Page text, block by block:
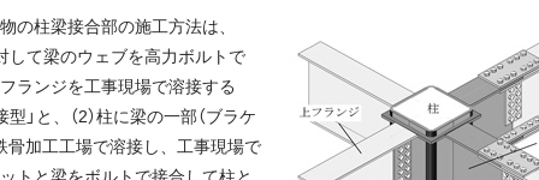
の柱梁接合部の施工方法は、
対して梁のウェブを高力ボルトで
ランジを工事現場で溶接する
型」と、（2）柱に梁の一部（ブラケ
骨加工工場で溶接し、工事現場で